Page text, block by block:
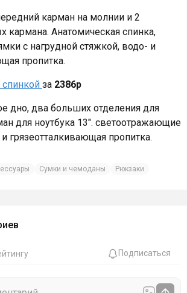
карман на молнии и 2
кармана. Анатомическая спинка,
с нагрудной стяжкой, водо- и
пропитка.
за 2386р
дно, два больших отделения для
для ноутбука 13″. светоотражающие
грязеотталкивающая пропитка.
Сумки и чемоданы Рюкзаки
Подписаться